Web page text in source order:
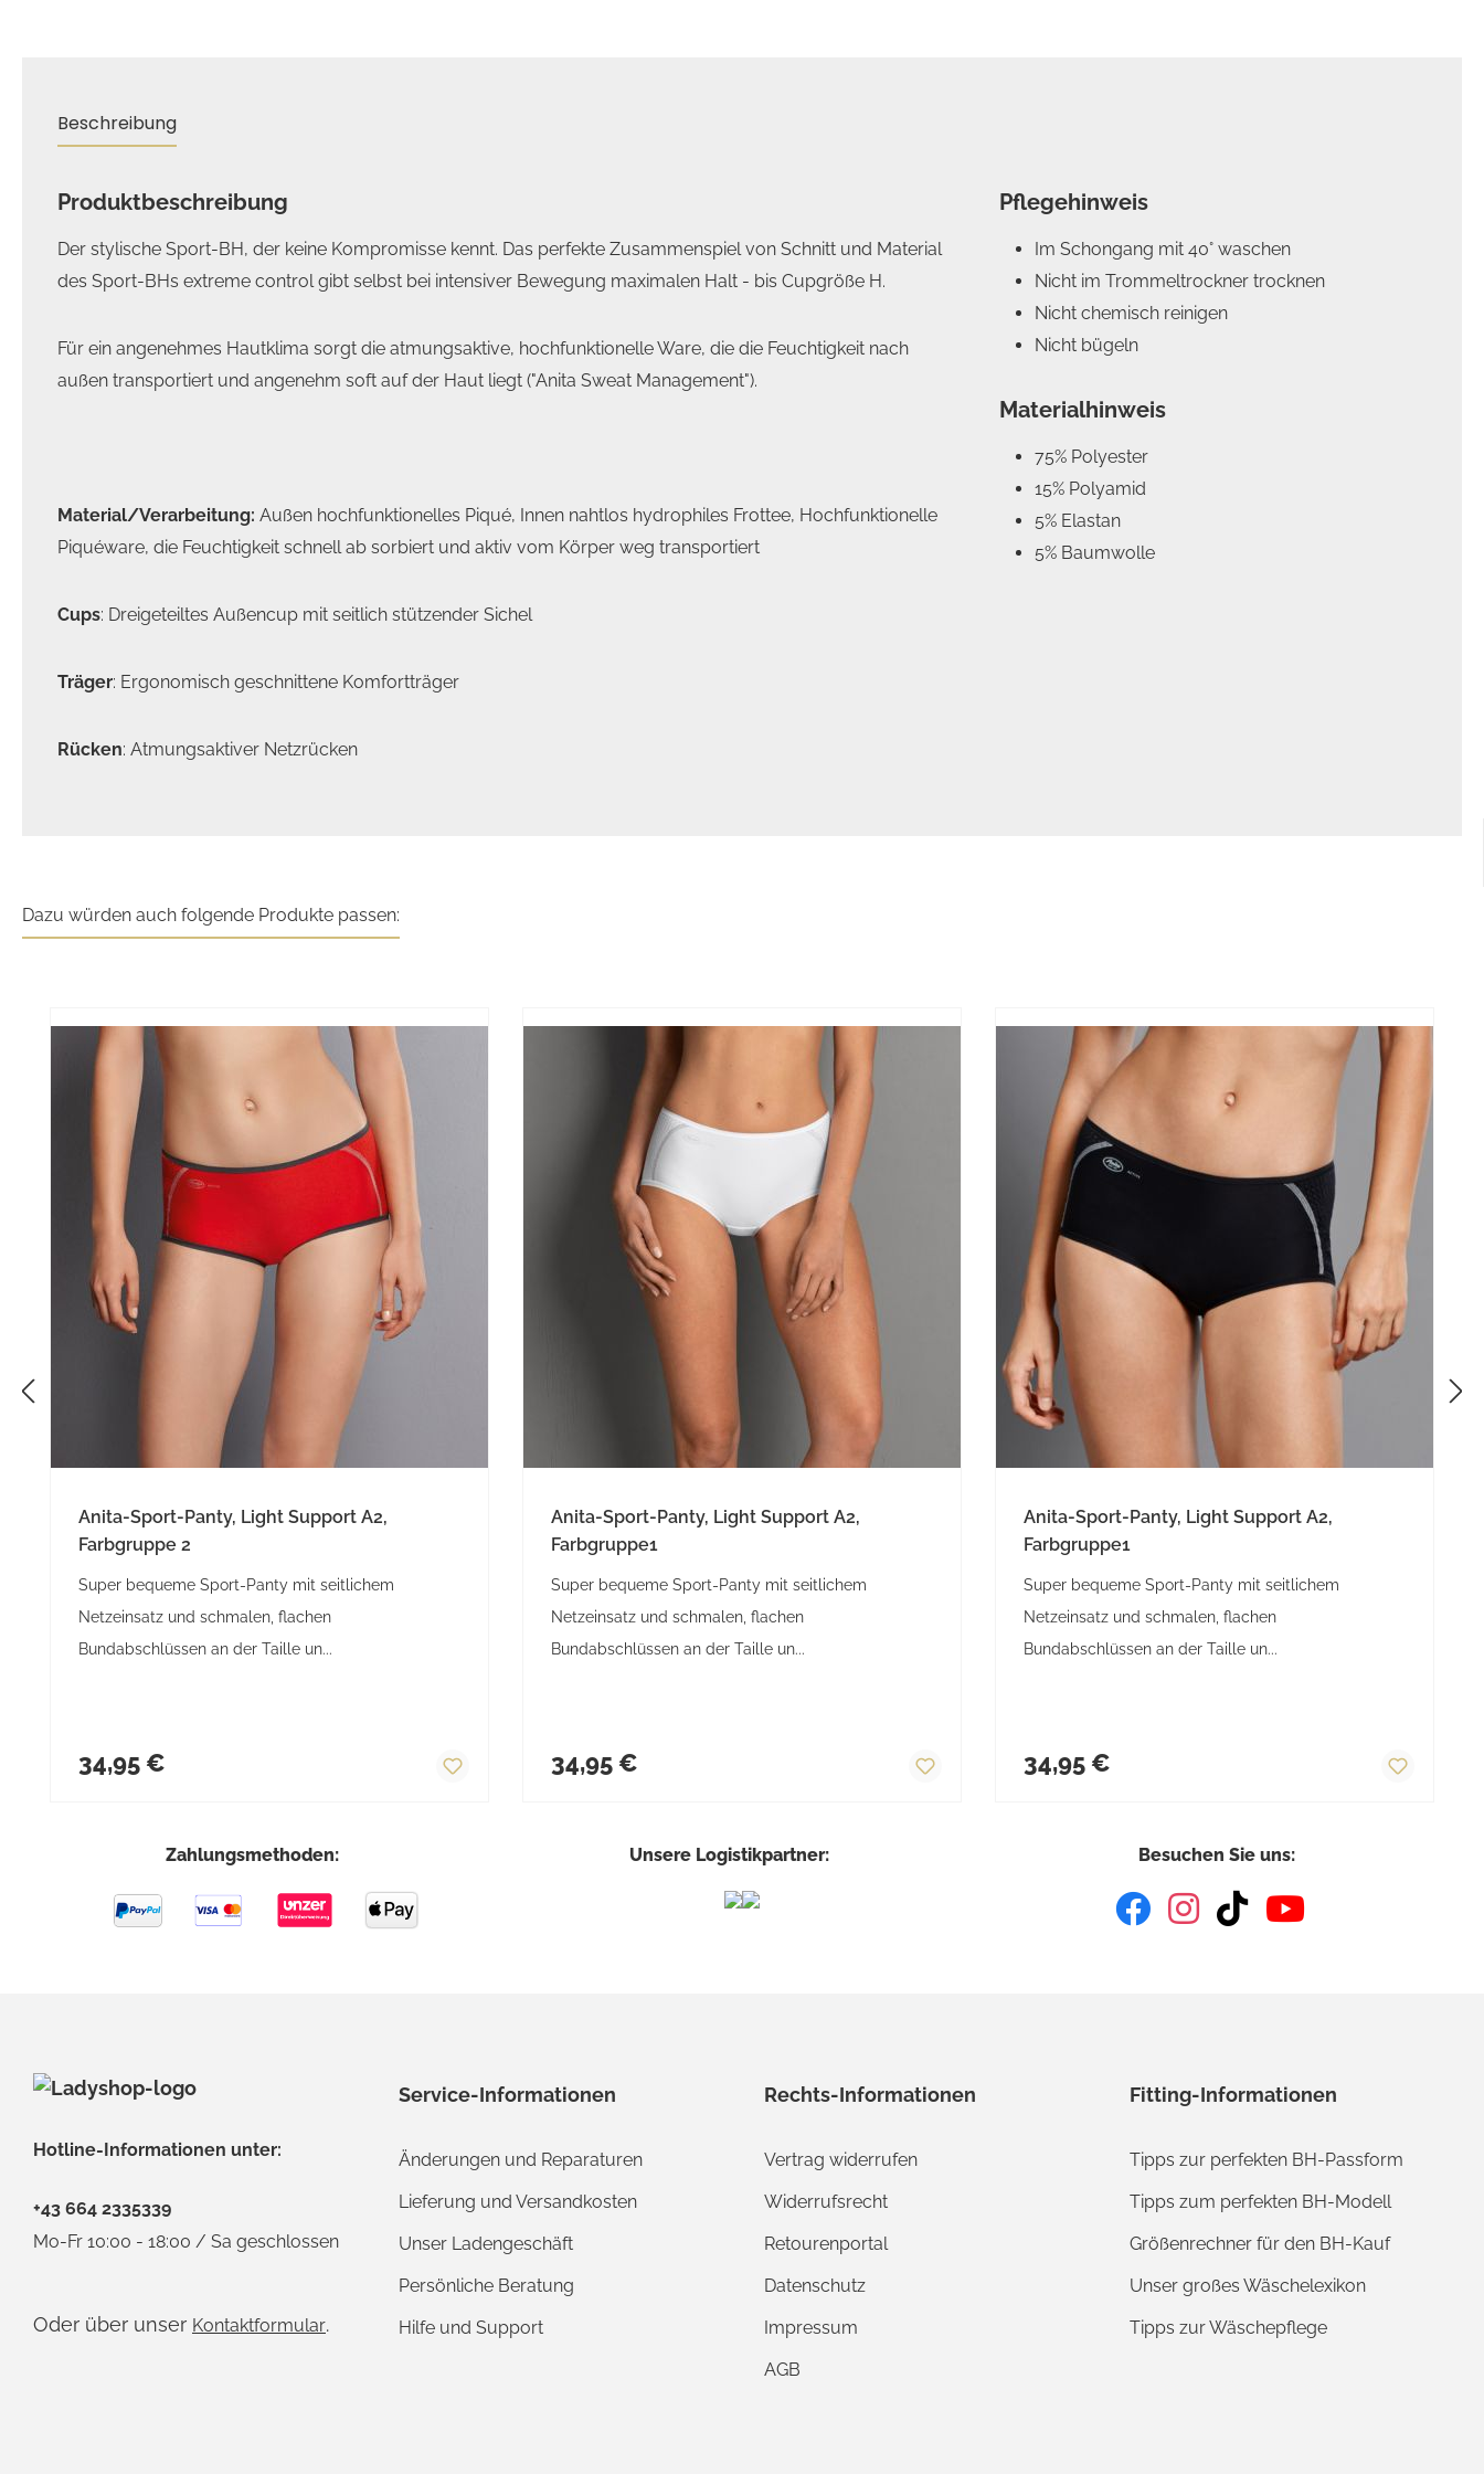
Beschreibung
Produktbeschreibung
Der stylische Sport-BH, der keine Kompromisse kennt. Das perfekte Zusammenspiel von Schnitt und Material
des Sport-BHs extreme control gibt selbst bei intensiver Bewegung maximalen Halt - bis Cupgröße H.
Für ein angenehmes Hautklima sorgt die atmungsaktive, hochfunktionelle Ware, die die Feuchtigkeit nach
außen transportiert und angenehm soft auf der Haut liegt ("Anita Sweat Management").
Material/Verarbeitung: Außen hochfunktionelles Piqué, Innen nahtlos hydrophiles Frottee, Hochfunktionelle
Piquéware, die Feuchtigkeit schnell ab sorbiert und aktiv vom Körper weg transportiert
Cups: Dreigeteiltes Außencup mit seitlich stützender Sichel
Träger: Ergonomisch geschnittene Komfortträger
Rücken: Atmungsaktiver Netzrücken
Pflegehinweis
Im Schongang mit 40° waschen
Nicht im Trommeltrockner trocknen
Nicht chemisch reinigen
Nicht bügeln
Materialhinweis
75% Polyester
15% Polyamid
5% Elastan
5% Baumwolle
Dazu würden auch folgende Produkte passen:
Anita-Sport-Panty, Light Support A2,
Farbgruppe 2
Super bequeme Sport-Panty mit seitlichem
Netzeinsatz und schmalen, flachen
Bundabschlüssen an der Taille un...
34,95 €
Anita-Sport-Panty, Light Support A2,
Farbgruppe1
Super bequeme Sport-Panty mit seitlichem
Netzeinsatz und schmalen, flachen
Bundabschlüssen an der Taille un...
34,95 €
Anita-Sport-Panty, Light Support A2,
Farbgruppe1
Super bequeme Sport-Panty mit seitlichem
Netzeinsatz und schmalen, flachen
Bundabschlüssen an der Taille un...
34,95 €
Zahlungsmethoden: Unsere Logistikpartner: Besuchen Sie uns:
Hotline-Informationen unter:
+43 664 2335339
Mo-Fr 10:00 - 18:00 / Sa geschlossen
Oder über unser Kontaktformular.
Service-Informationen
Änderungen und Reparaturen
Lieferung und Versandkosten
Unser Ladengeschäft
Persönliche Beratung
Hilfe und Support
Rechts-Informationen
Vertrag widerrufen
Widerrufsrecht
Retourenportal
Datenschutz
Impressum
AGB
Fitting-Informationen
Tipps zur perfekten BH-Passform
Tipps zum perfekten BH-Modell
Größenrechner für den BH-Kauf
Unser großes Wäschelexikon
Tipps zur Wäschepflege